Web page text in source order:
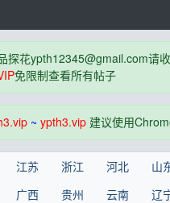
探花ypth12345@gmail.com请
免限制查看所有帖子
~ ypth3.vip建议使用
江苏 浙江 河北 山
广西 贵州 云南 辽